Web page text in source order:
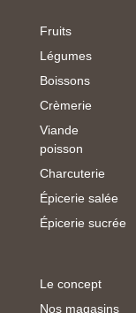
Fruits
Légumes
Boissons
Crèmerie
Viande
poisson
Charcuterie
Épicerie salée
Épicerie sucrée
Le concept
Nos magasins